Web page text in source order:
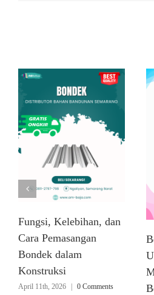
Fungsi, Kelebihan, dan
Cara Pemasangan
Bondek dalam
Konstruksi
April 11th, 2026 | 0 Comments